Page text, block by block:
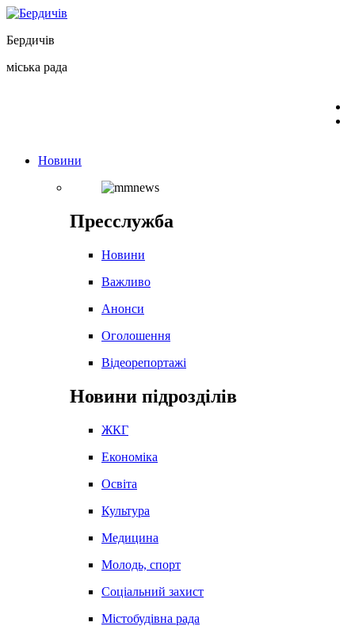
Перейти
вмісту
Бердичів
міська рада
Новини
Пресслужба
Новини
Важливо
Анонси
Оголошення
Відеорепортажі
Новини підрозділів
ЖКГ
Економіка
Освіта
Культура
Медицина
Молодь, спорт
Соціальний захист
Містобудівна рада